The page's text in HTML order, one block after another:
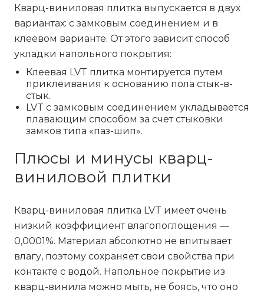
Кварц-виниловая плитка выпускается в двух
вариантах: с замковым соединением и в
клеевом варианте. От этого зависит способ
укладки напольного покрытия:
Клеевая LVT плитка монтируется путем
приклеивания к основанию пола стык-в-
стык.
LVT с замковым соединением укладывается
плавающим способом за счет стыковки
замков типа «паз-шип».
Плюсы и минусы кварц-
виниловой плитки
Кварц-виниловая плитка LVT имеет очень
низкий коэффициент влагопоглощения —
0,0001%. Материал абсолютно не впитывает
влагу, поэтому сохраняет свои свойства при
контакте с водой. Напольное покрытие из
кварц-винила можно мыть, не боясь, что оно